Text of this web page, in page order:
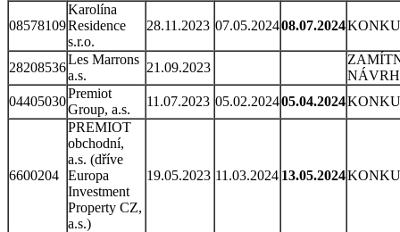
08578109
Karolína
Residence
s.r.o.
28.11.2023 07.05.202408.07.2024
28208536
Les Marrons
a.s.
21.09.2023
04405030
Premiot
Group, a.s.
11.07.2023 05.02.202405.04.2024
6600204
PREMIOT
obchodní,
a.s. (dříve
Europa
Investment
Property CZ,
a.s.)
19.05.2023 11.03.2024 13.05.2024